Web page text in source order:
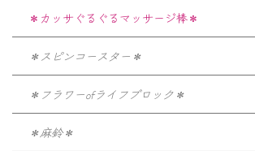
＊カッサぐるぐるマッサージ棒＊
＊スピンコースター＊
＊フラワーofライフブロック＊
＊麻鈴＊